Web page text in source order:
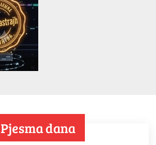
Pjesma dana